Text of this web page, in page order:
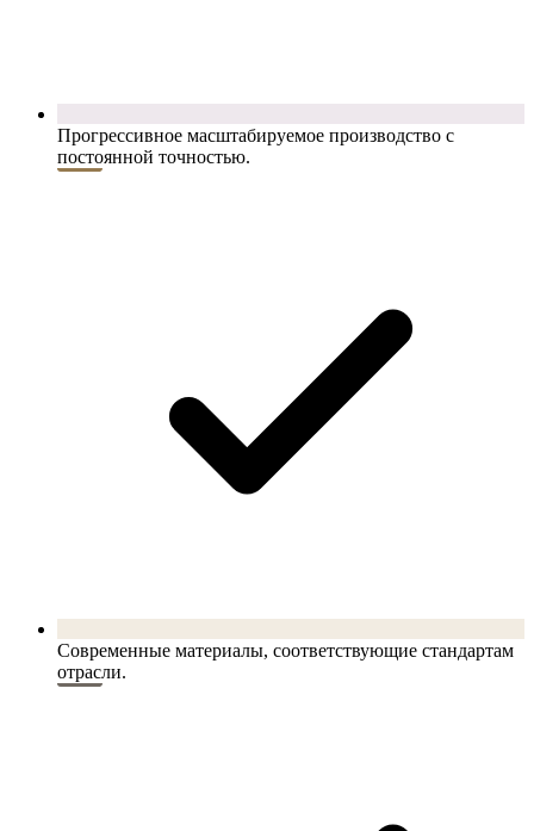
Прогрессивное масштабируемое производство с
постоянной точностью.
Современные материалы, соответствующие стандартам
отрасли.